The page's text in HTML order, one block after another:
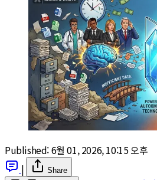
Published:6월 01, 2026, 10:15 오후
|
Share